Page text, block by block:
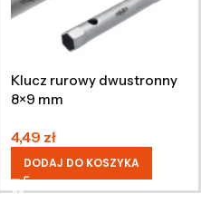
Klucz rurowy dwustronny
8×9 mm
4,49 zł
DODAJ DO KOSZYKA